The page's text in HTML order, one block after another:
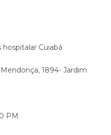
Cuiabá
1894- Jardim
PM